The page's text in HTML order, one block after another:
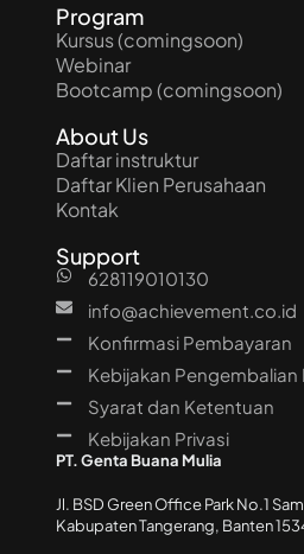
Program
Kursus (comingsoon)
Webinar
Bootcamp (comingsoon)
About Us
Daftar instruktur
Daftar Klien Perusahaan
Kontak
Support
628119010130
info@achievement.co.id
Konfirmasi Pembayaran
Kebijakan Pengembalian
Syarat dan Ketentuan
Kebijakan Privasi
PT. Genta Buana Mulia
Jl. BSD Green Office Park No.1
Kabupaten Tangerang, Banten